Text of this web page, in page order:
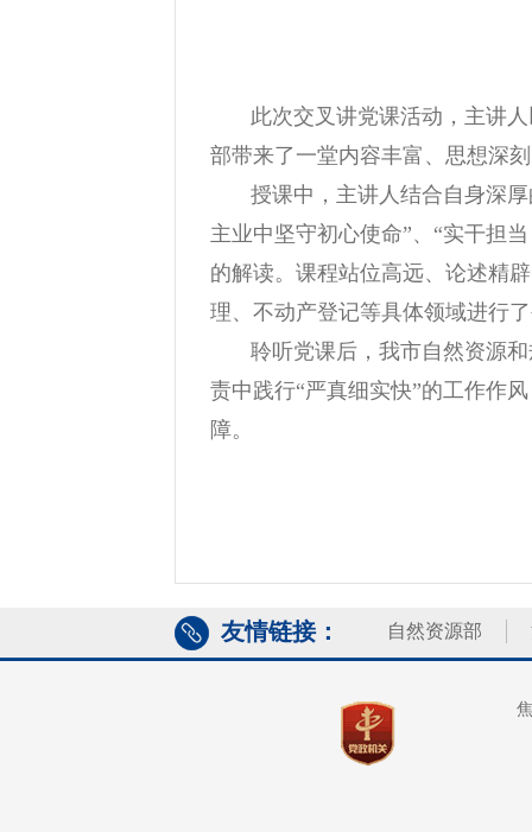
此次交叉讲党课活动，主讲
部带来了一堂内容丰富、思想深
授课中，主讲人结合自身深
主业中坚守初心使命”、“实干担
的解读。课程站位高远、论述精
理、不动产登记等具体领域进行
聆听党课后，我市自然资源
责中践行“严真细实快”的工作作
障。
友情链接： 自然资源部